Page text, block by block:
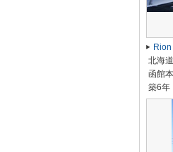
Rion
北海
函館
築6年